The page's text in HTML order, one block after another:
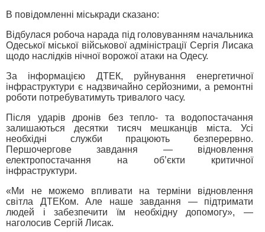
В повідомленні міськради сказано:
Відбулася робоча нарада під головуванням начальника
Одеської міської військової адміністрації Сергія Лисака
щодо наслідків нічної ворожої атаки на Одесу.
За інформацією ДТЕК, руйнування енергетичної
інфраструктури є надзвичайно серйозними, а ремонтні
роботи потребуватимуть тривалого часу.
Після ударів дронів без тепло- та водопостачання
залишаються десятки тисяч мешканців міста. Усі
необхідні служби працюють безперервно.
Першочергове завдання — відновлення
електропостачання на об’єкти критичної
інфраструктури.
«Ми не можемо впливати на терміни відновлення
світла ДТЕКом. Але наше завдання — підтримати
людей і забезпечити їм необхідну допомогу», —
наголосив Сергій Лисак.